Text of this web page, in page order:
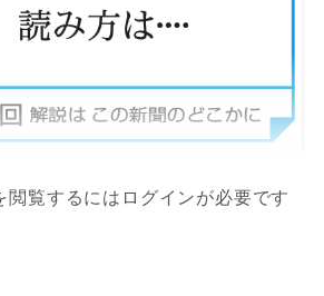
閲覧するにはログインが必要です